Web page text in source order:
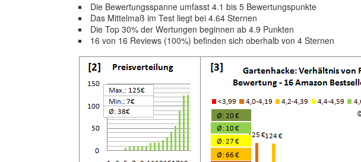
Die Bewertungsspanne umfasst 4.1 bis 5 Bewertungspunkte
Das Mittelmaß im Test liegt bei 4.64 Sternen
Die Top 30% der Wertungen beginnen ab 4.9 Punkten
16 von 16 Reviews (100%) befinden sich oberhalb von 4 Sternen